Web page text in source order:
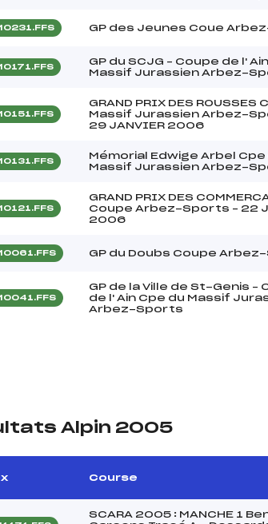
GP des Jeunes Coue
GP du SCJG – Coupe de l'
Massif Jurassien Arbez-
GRAND PRIX DES ROUSSES
Massif Jurassien Arbez-
29 JANVIER 2006
Mémorial Edwige Arbel Cpe
Massif Jurassien Arbez-
GRAND PRIX DES
Coupe Arbez-Sports – 22
2006
GP du Doubs Coupe
GP de la Ville de St-Genis –
de l' Ain Cpe du Massif
Arbez-Sports
Alpin 2005
Course
SCARA 2005 : MANCHE 1